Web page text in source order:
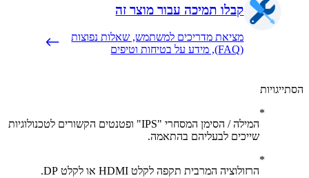
קבלו תמיכה עבור מוצר זה
מציאת מדריכים למשתמש, שאלות נפוצות
המילה / הסימן המסחרי "IPS" ופטנטים הקשורים לטכנולוגיות
שייכים לבעליהם בהתאמה.
הרזולוציה המרבית תקפה לקלט HDMI או לקלט DP.